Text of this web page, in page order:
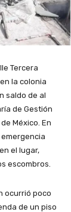
Tercera
la colonia
saldo de al
de Gestión
México. En
el lugar,
escombros.
ocurrió poco
de un piso